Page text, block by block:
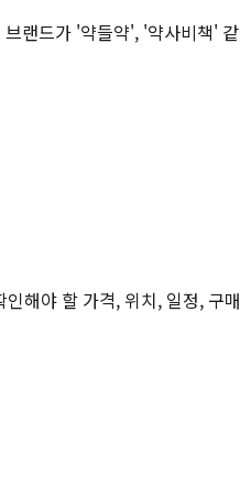
랜드가 '약들약', '약사비책'
해야 할 가격, 위치, 일정,